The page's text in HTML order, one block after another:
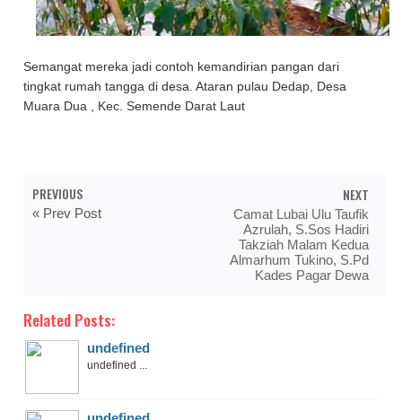
Semangat mereka jadi contoh kemandirian pangan dari
tingkat rumah tangga di desa. Ataran pulau Dedap, Desa
Muara Dua , Kec. Semende Darat Laut
PREVIOUS
« Prev Post
NEXT
Camat Lubai Ulu Taufik
Azrulah, S.Sos Hadiri
Takziah Malam Kedua
Almarhum Tukino, S.Pd
Kades Pagar Dewa
Related Posts:
undefined
undefined ...